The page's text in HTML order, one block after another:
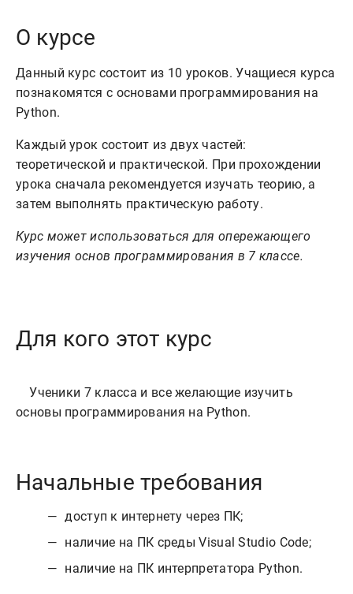
О курсе
Данный курс состоит из 10 уроков. Учащиеся курса
познакомятся с основами программирования на
Python.
Каждый урок состоит из двух частей:
теоретической и практической. При прохождении
урока сначала рекомендуется изучать теорию, а
затем выполнять практическую работу.
Курс может использоваться для опережающего
изучения основ программирования в 7 классе.
Для кого этот курс
    Ученики 7 класса и все желающие изучить
Начальные требования
доступ к интернету через ПК;
наличие на ПК среды Visual Studio Code;
наличие на ПК интерпретатора Python.